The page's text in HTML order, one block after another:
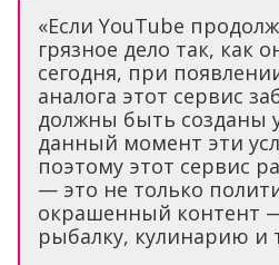
«Если YouTube
грязное дело так, как
сегодня, при
аналога этот сервис
должны быть созданы
данный момент эти
поэтому этот сервис
— это не только
окрашенный контент
рыбалку, кулинарию и